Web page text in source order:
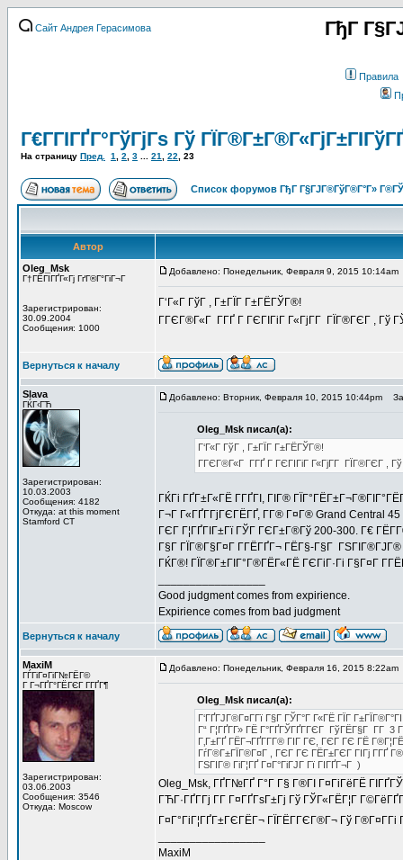
Сайт Андрея Герасимова ГђГ
Правила
Г€Г­ГІГҐГ°ГўГјГѕ Гў
На страницу Пред. 1 2 3 21 22 23
Список форумов ГђГ Г§ГЈГ®ГўГ®Г°Г»
Автор
Oleg_Msk
Г†ГЁГІГҐГ«Гј ГґГ®Г°ГіГ¬Г
Зарегистрирован:
30.09.2004
Сообщения: 1000
Добавлено: Понедельник, Февраля 9, 2015 10:14am
Г‘Г«Г ГўГ , Г±ГЇГ Г±ГЁГЎГ®!
ГГЄГ®Г«Г Г­ГҐ Г ГЄГІГіГ Г«ГјГ­Г ГЇГ®ГЄГ ,
Вернуться к началу
Slava
ГЌГ‹ГЋ
Зарегистрирован:
10.03.2003
Сообщения: 4182
Откуда: at this moment
Stamford CT
Добавлено: Вторник, Февраля 10, 2015 10:44pm
Oleg_Msk писал(а):
Г‘Г«Г ГўГ , Г±ГЇГ Г±ГЁГЎГ®!
ГГЄГ®Г«Г Г­ГҐ Г ГЄГІГіГ Г«ГјГ­Г ГЇГ®ГЄГ ,
ГЌГі ГҐГ±Г«ГЁ Г­ГҐГІ, ГІГ®
Г¬Г Г«ГҐГ­ГјГЄГЁГҐ, Г­Г® Г¤Г® Grand Central 45
ГЄГ Г¦ГҐГІГ±Гї ГЎГ ГЄГ±Г®Гў 200-300. Г€
Г§Г ГЇГ®Г§Г¤Г Г­ГЁГҐГ¬ ГЁГ§-Г§Г
ГЌГ®! ГЇГ®Г±ГІГ°Г®ГЁГ«ГЁ ГЄГіГ·Гі Г§Г¤Г
Good judgment comes from expirience.
Expirience comes from bad judgment
Вернуться к началу
MaxiM
ГЃГіГ¤ГіГ№ГЁГ©
Г Г¬ГҐГ°ГЁГЄГ Г­ГҐГ¶
Зарегистрирован:
03.06.2003
Сообщения: 3546
Откуда: Moscow
Добавлено: Понедельник, Февраля 16, 2015 8:22am
Oleg_Msk писал(а):
Г‘ГҐГЈГ®Г¤Г­Гї Г§Г ГЎГ°Г Г«ГЁ ГЇГ
Г“ Г¦ГҐГ­Г» ГЁ Г°ГҐГЎГҐГ­ГЄГ ГўГЁГ§Г Г­Г 3
Г‚Г±ГҐ ГЁГ¬ГҐГ­Г­Г® ГІГ ГЄ, ГЄГ ГЄ ГЁ
ГѓГ®Г±ГЇГ®Г¤Г , ГЄГ ГЄ ГЁГ±ГЄГ ГІГј Г­ГҐ
ГЅГІГ® ГіГ¦ГҐ Г¤Г°ГіГЈГ Гї ГІГҐГ¬Г )
Oleg_Msk, ГҐГ№ГҐ Г°Г Г§ Г®ГІ Г¤ГіГёГЁ
ГЋГ·ГҐГ­Гј Г­Г Г¤ГҐГѕГ±Гј Гў ГЎГ«ГЁГ¦Г
Г¤Г°ГіГ¦ГҐГ±ГЄГЁГ¬ ГЇГЁГ­ГЄГ®Г¬ Гў Г®Г¤Г­Гі
MaxiM